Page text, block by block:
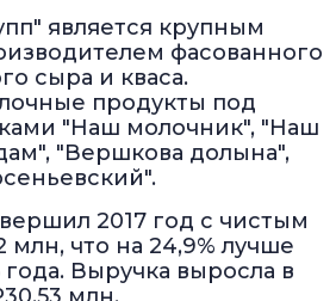
является крупным
фасованного
сыра и кваса.
продукты под
"Наш молочник", "Наш
"Вершкова долына",
2017 год с чистым
млн, что на 24,9% лучше
года. Выручка выросла в